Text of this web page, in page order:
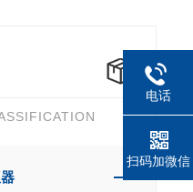
电话
扫码加微信